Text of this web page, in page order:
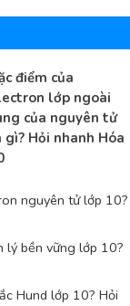
điểm của
lớp ngoài
của nguyên tử
gì? Hỏi nhanh Hóa
nguyên tử lớp 10?
lý bền vững lớp 10?
Hund lớp 10? Hỏi